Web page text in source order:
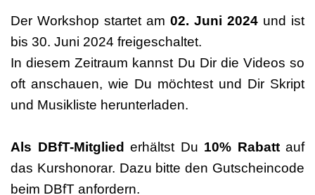
Der Workshop startet am 02. Juni 2024 und ist
bis 30. Juni 2024 freigeschaltet.
In diesem Zeitraum kannst Du Dir die Videos so
oft anschauen, wie Du möchtest und Dir Skript
und Musikliste herunterladen.
Als DBfT-Mitglied erhältst Du 10% Rabattauf
das Kurshonorar. Dazu bitte den Gutscheincode
beim DBfT anfordern.